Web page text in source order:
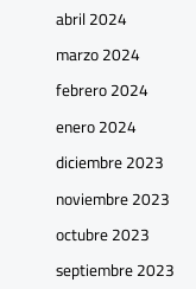
abril 2024
marzo 2024
febrero 2024
enero 2024
diciembre 2023
noviembre 2023
octubre 2023
septiembre 2023